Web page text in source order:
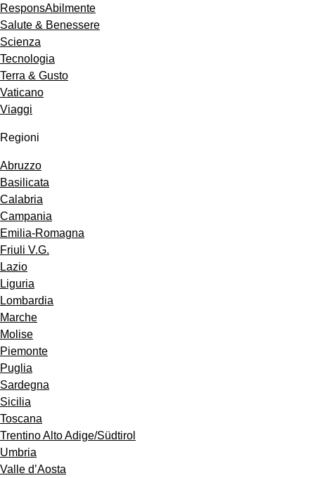
ResponsAbilmente
Salute & Benessere
Scienza
Tecnologia
Terra & Gusto
Vaticano
Viaggi
Regioni
Abruzzo
Basilicata
Calabria
Campania
Emilia-Romagna
Friuli V.G.
Lazio
Liguria
Lombardia
Marche
Molise
Piemonte
Puglia
Sardegna
Sicilia
Toscana
Trentino Alto Adige/Südtirol
Umbria
Valle d’Aosta